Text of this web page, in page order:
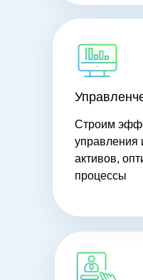
Строим
управления
активов,
процессы